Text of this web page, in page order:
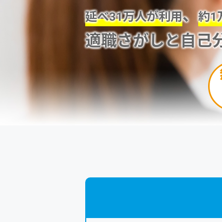
延べ31万人が利用、約1
適職さがしと自己